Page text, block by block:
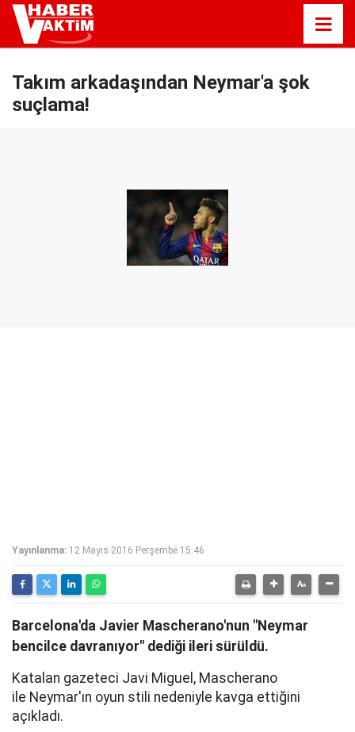
Takım arkadaşından Neymar'a şok
suçlama!
Yayınlanma: 12 Mayıs 2016 Perşembe 15:46
Barcelona'da Javier Mascherano'nun "Neymar
bencilce davranıyor" dediği ileri sürüldü.
Katalan gazeteci Javi Miguel, Mascherano
ile Neymar'ın oyun stili nedeniyle kavga ettiğini
açıkladı.